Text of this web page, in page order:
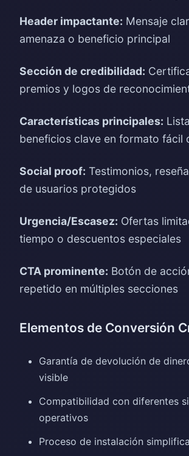
Header impactante: Mensaje
amenaza o beneficio principal
Sección de credibilidad:
premios y logos de
Características principales:
beneficios clave en formato fácil
Social proof: Testimonios,
de usuarios protegidos
Urgencia/Escasez: Ofertas
tiempo o descuentos especiales
CTA prominente: Botón de
repetido en múltiples secciones
Elementos de Conversión
Garantía de devolución de
visible
Compatibilidad con diferentes
operativos
Proceso de instalación